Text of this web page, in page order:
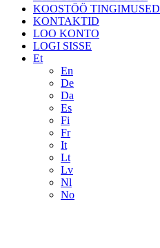
KOOSTÖÖ TINGIMUSED
KONTAKTID
LOO KONTO
LOGI SISSE
Et
En
De
Da
Es
Fi
Fr
It
Lt
Lv
Nl
No